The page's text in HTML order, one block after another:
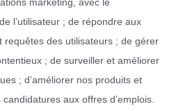
l’utilisateur ; de répondre aux
requêtes des utilisateurs ; de gérer
; de surveiller et améliorer
; d’améliorer nos produits et
aux offres d’emplois.